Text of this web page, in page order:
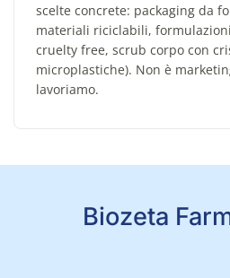
scelte concrete: packaging da
materiali riciclabili,
cruelty free, scrub corpo con
microplastiche). Non è
lavoriamo.
Biozeta